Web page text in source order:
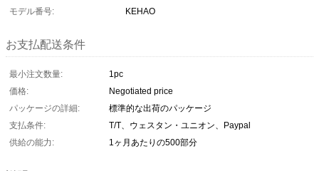
モデル番号:
KEHAO
お支払配送条件
最小注文数量:
1pc
価格:
Negotiated price
パッケージの詳細:
標準的な出荷のパッケージ
支払条件:
T/T、ウェスタン・ユニオン、Paypal
供給の能力:
1ヶ月あたりの500部分